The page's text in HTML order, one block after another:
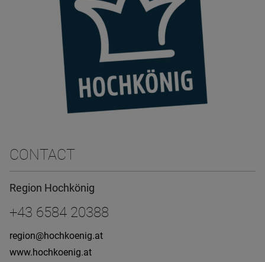
CONTACT
Region Hochkönig
+43 6584 20388
region@hochkoenig.at
www.hochkoenig.at